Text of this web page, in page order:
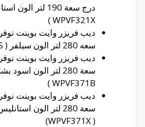
درج سعة 190 لتر
WPVF321X )
سعه 280 لتر الون سيلفر ( WPVF371S )
سعة 280 لتر الون
WPVF371B )
سعة 280 لتر الون
( WPVF371X)